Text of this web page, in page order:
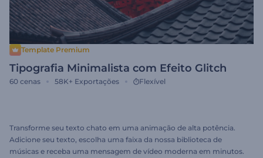
Template Premium
Tipografia Minimalista com Efeito Glitch
60 cenas 58K+ Exportações Flexível
Transforme seu texto chato em uma animação de alta potência.
Adicione seu texto, escolha uma faixa da nossa biblioteca de
músicas e receba uma mensagem de vídeo moderna em minutos.